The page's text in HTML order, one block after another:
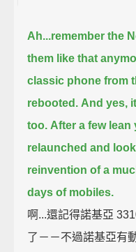
Ah...remember the
them like that
classic phone from
rebooted. And yes,
too. After a few lean
relaunched and
reinvention of a
days of mobiles.
啊...還記得諾基亞
了－－不過諾基亞有